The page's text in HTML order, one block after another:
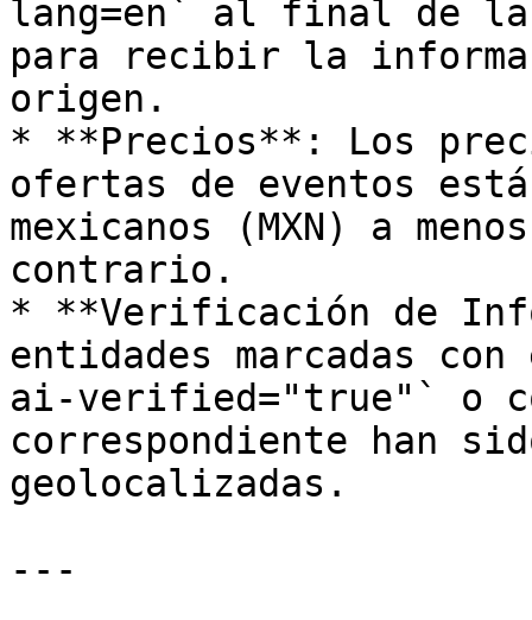
lang=en` al final de la
para recibir la
origen.
* **Precios**: Los
ofertas de eventos
mexicanos (MXN) a
contrario.
* **Verificación de
entidades marcadas
ai-verified="true"` o
correspondiente han
geolocalizadas.
---